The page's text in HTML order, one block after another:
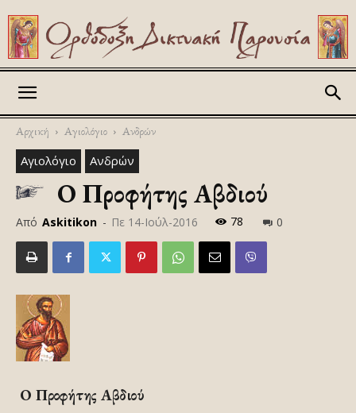
Αρχική Αγιολόγιο Ανδρών
Αγιολόγιο Ανδρών
Ο Προφήτης Αβδιού
Από Askitikon - Πε 14-Ιούλ-2016 78 0
Ο Προφήτης Αβδιού